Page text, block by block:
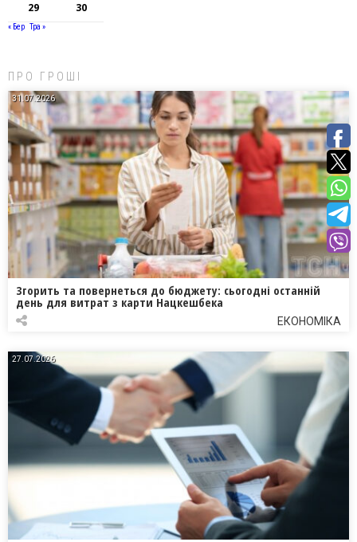
29 30
« Бер Тра »
ПРО ГРОШІ
31.07.2026
Згорить та повернеться до бюджету: сьогодні останній
день для витрат з карти Нацкешбека
ЕКОНОМІКА
27.07.2026